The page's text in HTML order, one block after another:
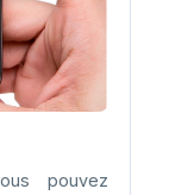
pouvez